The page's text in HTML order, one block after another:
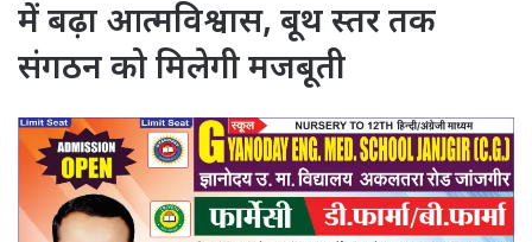
में बढ़ा आत्मविश्वास, बूथ स्तर तक
संगठन को मिलेगी मजबूती